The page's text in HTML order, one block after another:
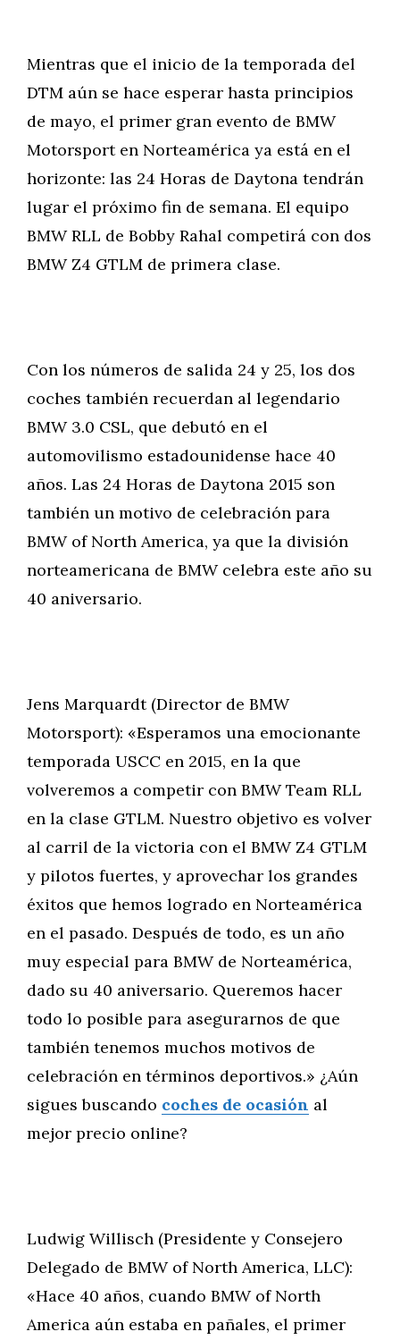
Mientras que el inicio de la temporada del
DTM aún se hace esperar hasta principios
de mayo, el primer gran evento de BMW
Motorsport en Norteamérica ya está en el
horizonte: las 24 Horas de Daytona tendrán
lugar el próximo fin de semana. El equipo
BMW RLL de Bobby Rahal competirá con dos
BMW Z4 GTLM de primera clase.
Con los números de salida 24 y 25, los dos
coches también recuerdan al legendario
BMW 3.0 CSL, que debutó en el
automovilismo estadounidense hace 40
años. Las 24 Horas de Daytona 2015 son
también un motivo de celebración para
BMW of North America, ya que la división
norteamericana de BMW celebra este año su
40 aniversario.
Jens Marquardt (Director de BMW
Motorsport): «Esperamos una emocionante
temporada USCC en 2015, en la que
volveremos a competir con BMW Team RLL
en la clase GTLM. Nuestro objetivo es volver
al carril de la victoria con el BMW Z4 GTLM
y pilotos fuertes, y aprovechar los grandes
éxitos que hemos logrado en Norteamérica
en el pasado. Después de todo, es un año
muy especial para BMW de Norteamérica,
dado su 40 aniversario. Queremos hacer
todo lo posible para asegurarnos de que
también tenemos muchos motivos de
celebración en términos deportivos.» ¿Aún
sigues buscando coches de ocasión al
mejor precio online?
Ludwig Willisch (Presidente y Consejero
Delegado de BMW of North America, LLC):
«Hace 40 años, cuando BMW of North
America aún estaba en pañales, el primer